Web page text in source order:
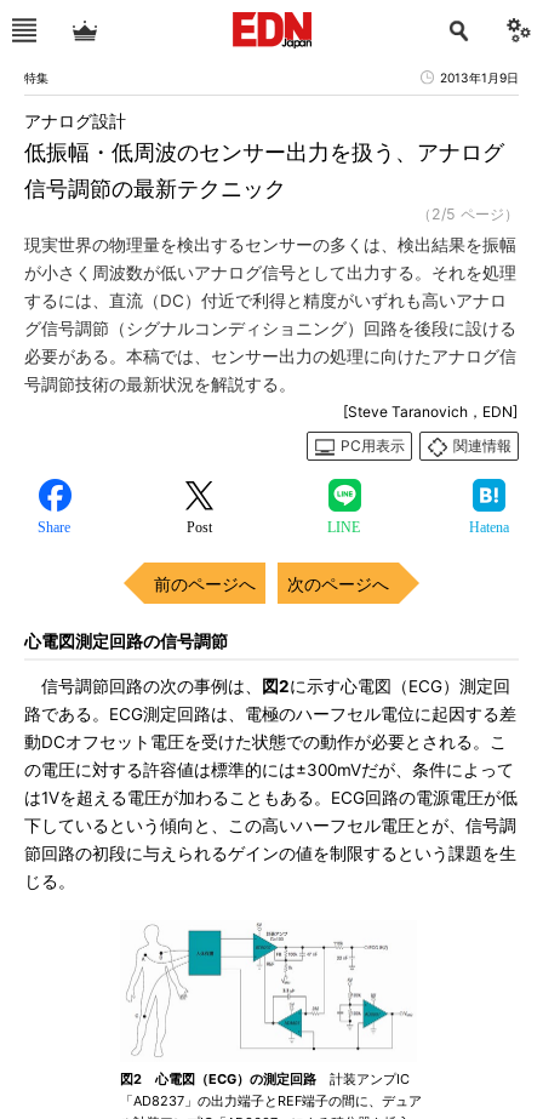
特集 2013年1月9日
低振幅・低周波のセンサー出力を扱う、アナログ
信号調節の最新テクニック
アナログ設計
（2/5 ページ）
現実世界の物理量を検出するセンサーの多くは、検出結果を振幅
が小さく周波数が低いアナログ信号として出力する。それを処理
するには、直流（DC）付近で利得と精度がいずれも高いアナロ
グ信号調節（シグナルコンディショニング）回路を後段に設ける
必要がある。本稿では、センサー出力の処理に向けたアナログ信
号調節技術の最新状況を解説する。
[Steve Taranovich，EDN]
PC用表示
関連情報
Share Post LINE Hatena
前のページへ 次のページへ
心電図測定回路の信号調節
信号調節回路の次の事例は、 図2に示す心電図（ECG）測定回
路である。ECG測定回路は、電極のハーフセル電位に起因する差
動DCオフセット電圧を受けた状態での動作が必要とされる。こ
の電圧に対する許容値は標準的には±300mVだが、条件によって
は1Vを超える電圧が加わることもある。ECG回路の電源電圧が低
下しているという傾向と、この高いハーフセル電圧とが、信号調
節回路の初段に与えられるゲインの値を制限するという課題を生
じる。
図2 心電図（ECG）の測定回路 計装アンプIC
「AD8237」の出力端子とREF端子の間に、デュア